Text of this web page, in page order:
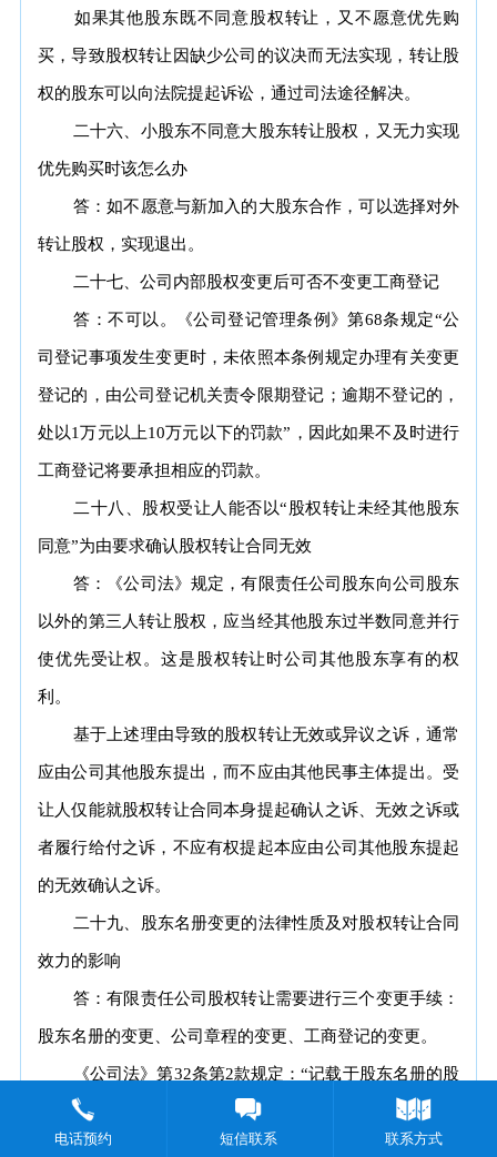
如果其他股东既不同意股权转让，又不愿意优先购
买，导致股权转让因缺少公司的议决而无法实现，转让股
权的股东可以向法院提起诉讼，通过司法途径解决。
二十六、小股东不同意大股东转让股权，又无力实现
优先购买时该怎么办
答：如不愿意与新加入的大股东合作，可以选择对外
转让股权，实现退出。
二十七、公司内部股权变更后可否不变更工商登记
答：不可以。《公司登记管理条例》第68条规定“公
司登记事项发生变更时，未依照本条例规定办理有关变更
登记的，由公司登记机关责令限期登记；逾期不登记的，
处以1万元以上10万元以下的罚款”，因此如果不及时进行
工商登记将要承担相应的罚款。
二十八、股权受让人能否以“股权转让未经其他股东
同意”为由要求确认股权转让合同无效
答：《公司法》规定，有限责任公司股东向公司股东
以外的第三人转让股权，应当经其他股东过半数同意并行
使优先受让权。这是股权转让时公司其他股东享有的权
利。
基于上述理由导致的股权转让无效或异议之诉，通常
应由公司其他股东提出，而不应由其他民事主体提出。受
让人仅能就股权转让合同本身提起确认之诉、无效之诉或
者履行给付之诉，不应有权提起本应由公司其他股东提起
的无效确认之诉。
二十九、股东名册变更的法律性质及对股权转让合同
效力的影响
答：有限责任公司股权转让需要进行三个变更手续：
股东名册的变更、公司章程的变更、工商登记的变更。
《公司法》第32条第2款规定：“记载于股东名册的股
东，可以依股东名册主张行使股东权利。”可见，股东名
册的作用在于调整公司与股东之间的关系，是股东资格被
电话预约 短信联系 联系方式